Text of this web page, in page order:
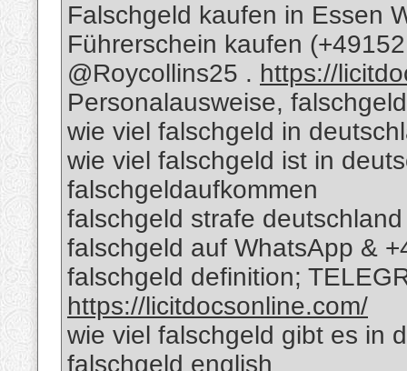
Falschgeld kaufen in Essen
Führerschein kaufen
@Roycollins25 . https://
Personalausweise,
wie viel falschgeld in
wie viel falschgeld ist in
falschgeldaufkommen
falschgeld strafe deutschland
falschgeld auf WhatsApp &
falschgeld definition;
https://licitdocsonline.com/
wie viel falschgeld gibt es in
falschgeld english